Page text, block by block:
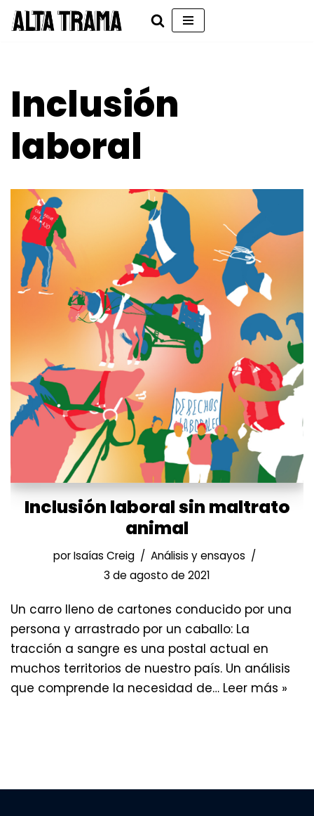
Inclusión
laboral
Inclusión laboral sin maltrato
animal
porIsaías Creig
Análisis y ensayos
3 de agosto de 2021
Un carro lleno de cartones conducido por una
persona y arrastrado por un caballo: La
tracción a sangre es una postal actual en
muchos territorios de nuestro país. Un análisis
que comprende la necesidad de… Leer más »